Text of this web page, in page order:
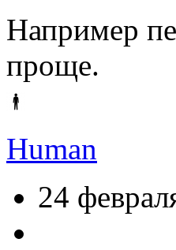
Например
проще.
Human
24